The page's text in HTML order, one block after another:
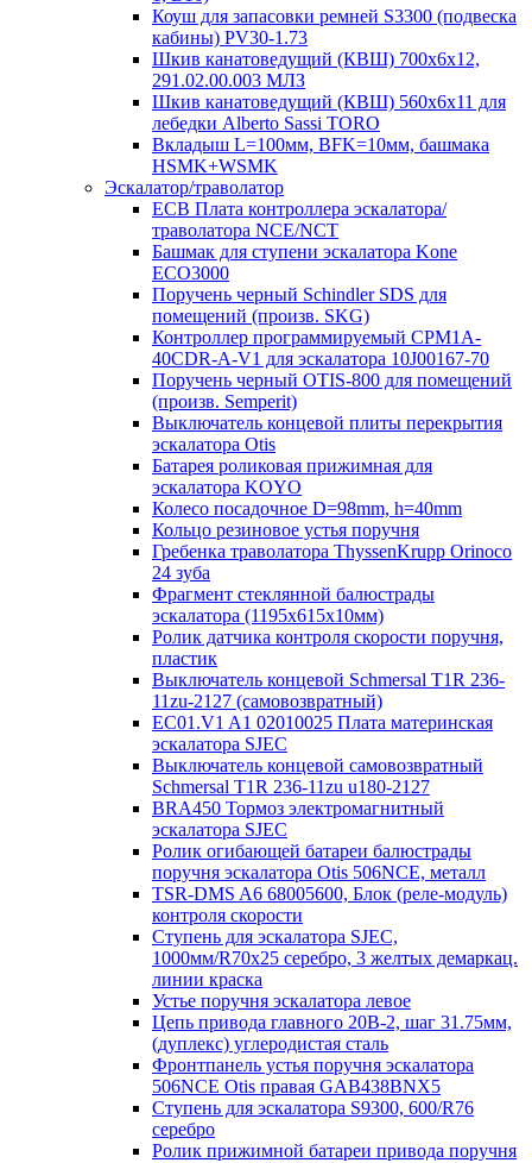
Коуш для запасовки ремней S3300 (подвеска
кабины) PV30-1.73
Шкив канатоведущий (КВШ) 700х6х12,
291.02.00.003 МЛЗ
Шкив канатоведущий (КВШ) 560х6х11 для
лебедки Alberto Sassi TORO
Вкладыш L=100мм, BFK=10мм, башмака
HSMK+WSMK
Эскалатор/траволатор
ECB Плата контроллера эскалатора/
траволатора NCE/NCT
Башмак для ступени эскалатора Kone
ECO3000
Поручень черный Schindler SDS для
помещений (произв. SKG)
Контроллер программируемый CPM1A-
40CDR-A-V1 для эскалатора 10J00167-70
Поручень черный OTIS-800 для помещений
(произв. Semperit)
Выключатель концевой плиты перекрытия
эскалатора Otis
Батарея роликовая прижимная для
эскалатора KOYO
Колесо посадочное D=98mm, h=40mm
Кольцо резиновое устья поручня
Гребенка траволатора ThyssenKrupp Orinoco
24 зуба
Фрагмент стеклянной балюстрады
эскалатора (1195х615х10мм)
Ролик датчика контроля скорости поручня,
пластик
Выключатель концевой Schmersal T1R 236-
11zu-2127 (самовозвратный)
EC01.V1 A1 02010025 Плата материнская
эскалатора SJEC
Выключатель концевой самовозвратный
Schmersal T1R 236-11zu u180-2127
BRA450 Тормоз электромагнитный
эскалатора SJEC
Ролик огибающей батареи балюстрады
поручня эскалатора Otis 506NCE, металл
TSR-DMS A6 68005600, Блок (реле-модуль)
контроля скорости
Ступень для эскалатора SJEC,
1000мм/R70x25 серебро, 3 желтых демаркац.
линии краска
Устье поручня эскалатора левое
Цепь привода главного 20B-2, шаг 31.75мм,
(дуплекс) углеродистая сталь
Фронтпанель устья поручня эскалатора
506NCE Otis правая GAB438BNX5
Ступень для эскалатора S9300, 600/R76
серебро
Ролик прижимной батареи привода поручня